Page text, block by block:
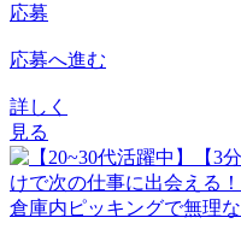
応募
応募へ進む
詳しく
見る